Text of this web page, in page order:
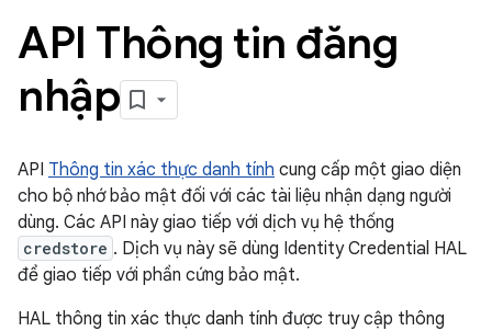
API Thông tin đăng
nhập
API Thông tin xác thực danh tính cung cấp một giao diện
cho bộ nhớ bảo mật đối với các tài liệu nhận dạng người
dùng. Các API này giao tiếp với dịch vụ hệ thống
credstore . Dịch vụ này sẽ dùng Identity Credential HAL
để giao tiếp với phần cứng bảo mật.
HAL thông tin xác thực danh tính được truy cập thông